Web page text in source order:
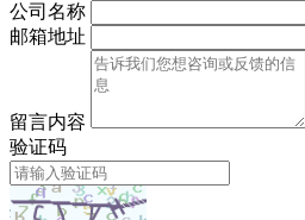
公司名称
邮箱地址
留言内容
验证码